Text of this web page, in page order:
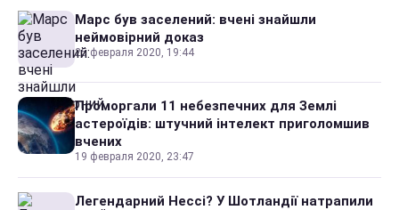
Марс був заселений: вчені знайшли
неймовірний доказ
25 февраля 2020, 19:44
Проморгали 11 небезпечних для Землі
астероїдів: штучний інтелект приголомшив
вчених
19 февраля 2020, 23:47
Легендарний Нессі? У Шотландії натрапили